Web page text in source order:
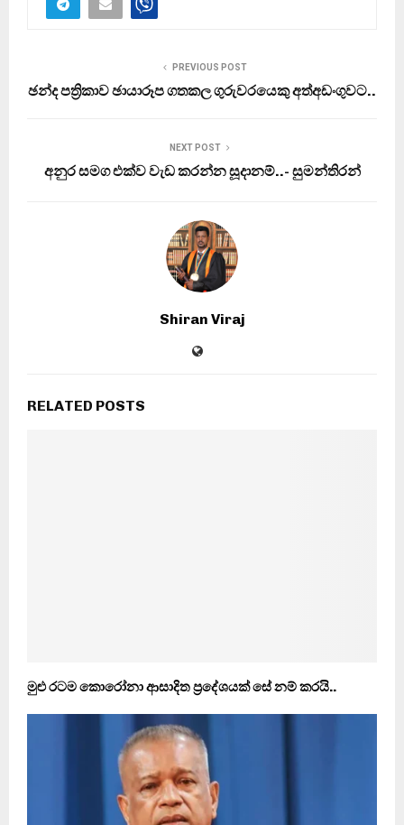
PREVIOUS POST
ඡන්ද පත්‍රිකාව ඡායාරූප ගතකල ගුරුවරයෙකු අත්අඩංගුවට..
NEXT POST
අනුර සමග එක්ව වැඩ කරන්න සූදානම්..- සුමන්තිරන්
Shiran Viraj
RELATED POSTS
මුළු රටම කොරෝනා ආසාදිත ප‍්‍රදේශයක් සේ නම් කරයි..